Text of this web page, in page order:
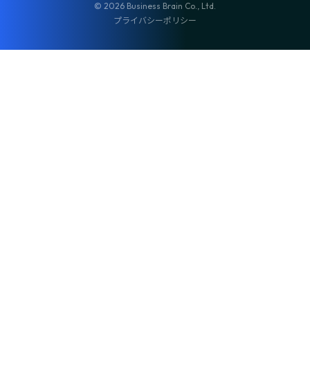
© 2026 Business Brain Co., Ltd.
プライバシーポリシー